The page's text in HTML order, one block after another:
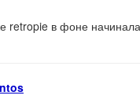
retropie в фоне